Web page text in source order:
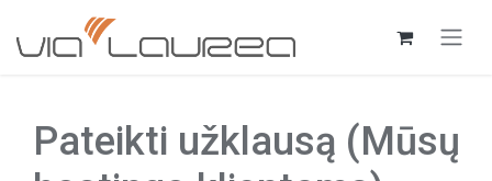
Skip to Content
Pateikti užklausą (Mūsų